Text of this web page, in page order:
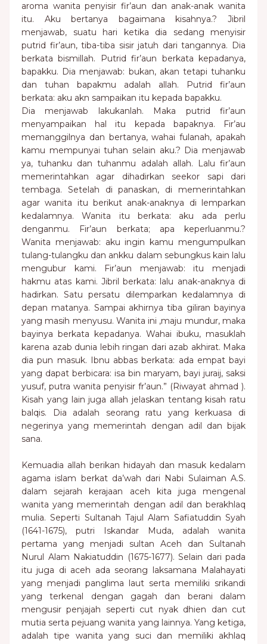
aroma wanita penyisir fir’aun dan anak-anak wanita
itu. Aku bertanya bagaimana kisahnya.? Jibril
menjawab, suatu hari ketika dia sedang menyisir
putrid fir’aun, tiba-tiba sisir jatuh dari tangannya. Dia
berkata bismillah. Putrid fir’aun berkata kepadanya,
bapakku. Dia menjawab: bukan, akan tetapi tuhanku
dan tuhan bapakmu adalah allah. Putrid fir’aun
berkata: aku akn sampaikan itu kepada bapakku.
Dia menjawab lakukanlah. Maka putrid fir’aun
menyampaikan hal itu kepada bapaknya. Fir’au
memanggilnya dan bertanya, wahai fulanah, apakah
kamu mempunyai tuhan selain aku.? Dia menjawab
ya, tuhanku dan tuhanmu adalah allah. Lalu fir’aun
memerintahkan agar dihadirkan seekor sapi dari
tembaga. Setelah di panaskan, di memerintahkan
agar wanita itu berikut anak-anaknya di lemparkan
kedalamnya. Wanita itu berkata: aku ada perlu
denganmu. Fir’aun berkata; apa keperluanmu.?
Wanita menjawab: aku ingin kamu mengumpulkan
tulang-tulangku dan ankku dalam sebungkus kain lalu
mengubur kami. Fir’aun menjawab: itu menjadi
hakmu atas kami. Jibril berkata: lalu anak-anaknya di
hadirkan. Satu persatu dilemparkan kedalamnya di
depan matanya. Sampai akhirnya tiba giliran bayinya
yang masih menyusu. Wanita ini ,maju mundur, maka
bayinya berkata kepadanya. Wahai ibuku, masuklah
karena azab dunia lebih ringan dari azab akhirat. Maka
dia pun masuk. Ibnu abbas berkata: ada empat bayi
yang dapat berbicara: isa bin maryam, bayi juraij, saksi
yusuf, putra wanita penyisir fr’aun.” (Riwayat ahmad ).
Kisah yang lain juga allah jelaskan tentang kisah ratu
balqis. Dia adalah seorang ratu yang kerkuasa di
negerinya yang memerintah dengan adil dan bijak
sana.
Kemuadia allah berikan hidayah dan masuk kedalam
agama islam berkat da’wah dari Nabi Sulaiman A.S.
dalam sejarah kerajaan aceh kita juga mengenal
wanita yang memerintah dengan adil dan berakhlaq
mulia. Seperti Sultanah Tajul Alam Safiatuddin Syah
(1641-1675), putri Iskandar Muda, adalah wanita
pertama yang menjadi sultan Aceh dan Sultanah
Nurul Alam Nakiatuddin (1675-1677). Selain dari pada
itu juga di aceh ada seorang laksamana Malahayati
yang menjadi panglima laut serta memiliki srikandi
yang terkenal dengan gagah dan berani dalam
mengusir penjajah seperti cut nyak dhien dan cut
mutia serta pejuang wanita yang lainnya. Yang ketiga,
adalah tipe wanita yang suci dan memiliki akhlaq